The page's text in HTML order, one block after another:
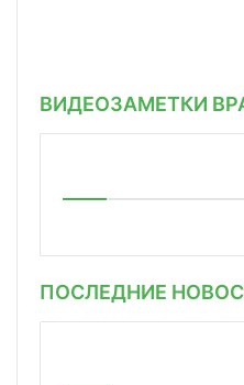
ВИДЕОЗАМЕТКИ
ПОСЛЕДНИЕ